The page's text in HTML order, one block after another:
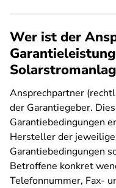
Wer ist der
Ansprechpartner
der Garantiegeber.
Garantiebedingungen
Hersteller der
Garantiebedingungen
Betroffene konkret
Telefonnummer, Fax-